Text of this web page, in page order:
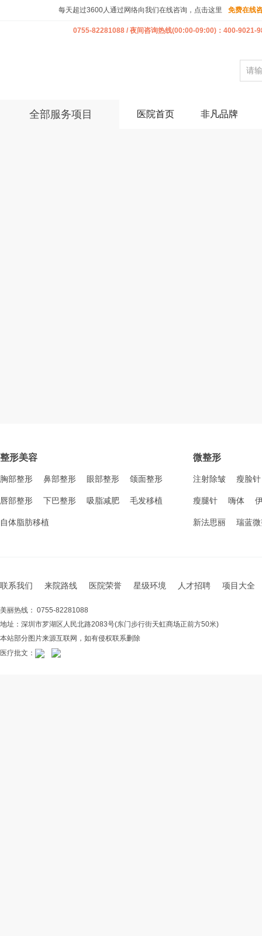
每天超过3600人通过网络向我们在线咨询，点击这里 免费在线
0755-82281088 / 夜间咨询热线(00:00-09:00)：400-9021-
全部服务项目 医院首页 非凡品牌
整形美容
胸部整形 鼻部整形 眼部整形 颌面整形
唇部整形 下巴整形 吸脂减肥 毛发移植
自体脂肪移植
微整形
注射除皱 瘦脸针
瘦腿针 嗨体
新法思丽 瑞蓝
联系我们 来院路线 医院荣誉 星级环境 人才招聘 项目大全
美丽热线： 0755-82281088
地址：深圳市罗湖区人民北路2083号(东门步行街天虹商场正前方50米)
本站部分图片来源互联网，如有侵权联系删除
医疗批文：